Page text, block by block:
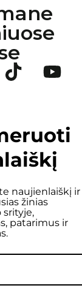
naujienlaiškį ir
žinias
patarimus ir